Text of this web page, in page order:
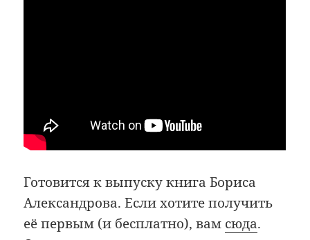
Готовится к выпуску книга Бориса
Александрова. Если хотите получить
её первым (и бесплатно), вам сюда.